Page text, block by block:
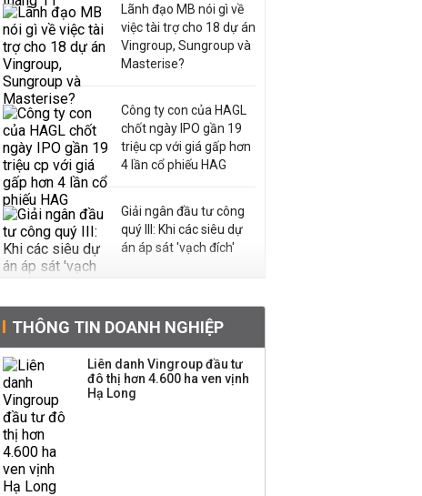
Lãnh đạo MB nói gì về
việc tài trợ cho 18 dự án
Vingroup, Sungroup và
Masterise?
Công ty con của HAGL
chốt ngày IPO gần 19
triệu cp với giá gấp hơn
4 lần cổ phiếu HAG
Giải ngân đầu tư công
quý III: Khi các siêu dự
án áp sát 'vạch đích'
triển quỹ hưu trí: Từ tiết
kiệm gia đình thành
nguồn cấp vốn dài hạn
và kinh nghiệm từ
Malaysia
THÔNG TIN DOANH NGHIỆP
Liên danh Vingroup đầu tư
đô thị hơn 4.600 ha ven vịnh
Hạ Long